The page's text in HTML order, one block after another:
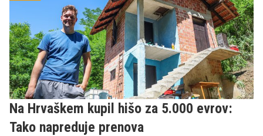
Na Hrvaškem kupil hišo za 5.000 evrov:
Tako napreduje prenova